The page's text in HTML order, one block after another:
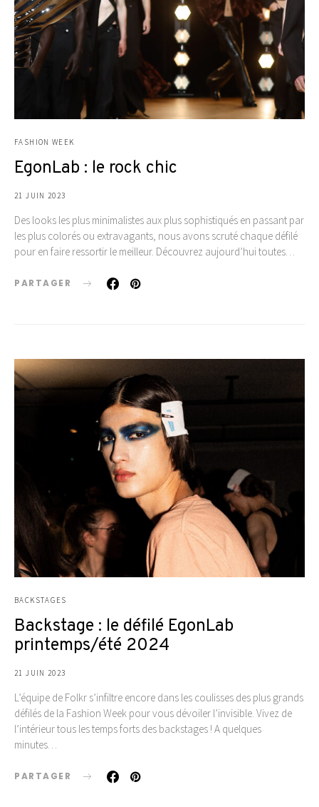
FASHION WEEK
EgonLab : le rock chic
21 JUIN 2023
Des looks les plus minimalistes aux plus sophistiqués en passant par
les plus colorés ou extravagants, nous avons scruté chaque défilé
pour en faire ressortir le meilleur. Découvrez aujourd’hui toutes…
PARTAGER
BACKSTAGES
Backstage : le défilé EgonLab
printemps/été 2024
21 JUIN 2023
L’équipe de Folkr s’infiltre encore dans les coulisses des plus grands
défilés de la Fashion Week pour vous dévoiler l’invisible. Vivez de
l’intérieur tous les temps forts des backstages ! A quelques
minutes…
PARTAGER